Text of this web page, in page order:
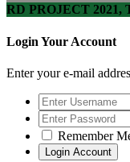
RD PROJECT 2021,
Login Your Account
Enter your e-mail
Remember